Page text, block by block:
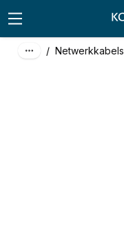
/ Netwerkkabels